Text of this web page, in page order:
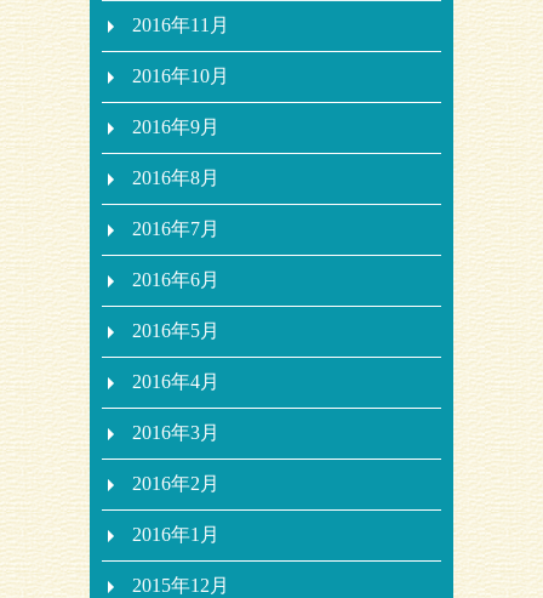
2016年11月
2016年10月
2016年9月
2016年8月
2016年7月
2016年6月
2016年5月
2016年4月
2016年3月
2016年2月
2016年1月
2015年12月